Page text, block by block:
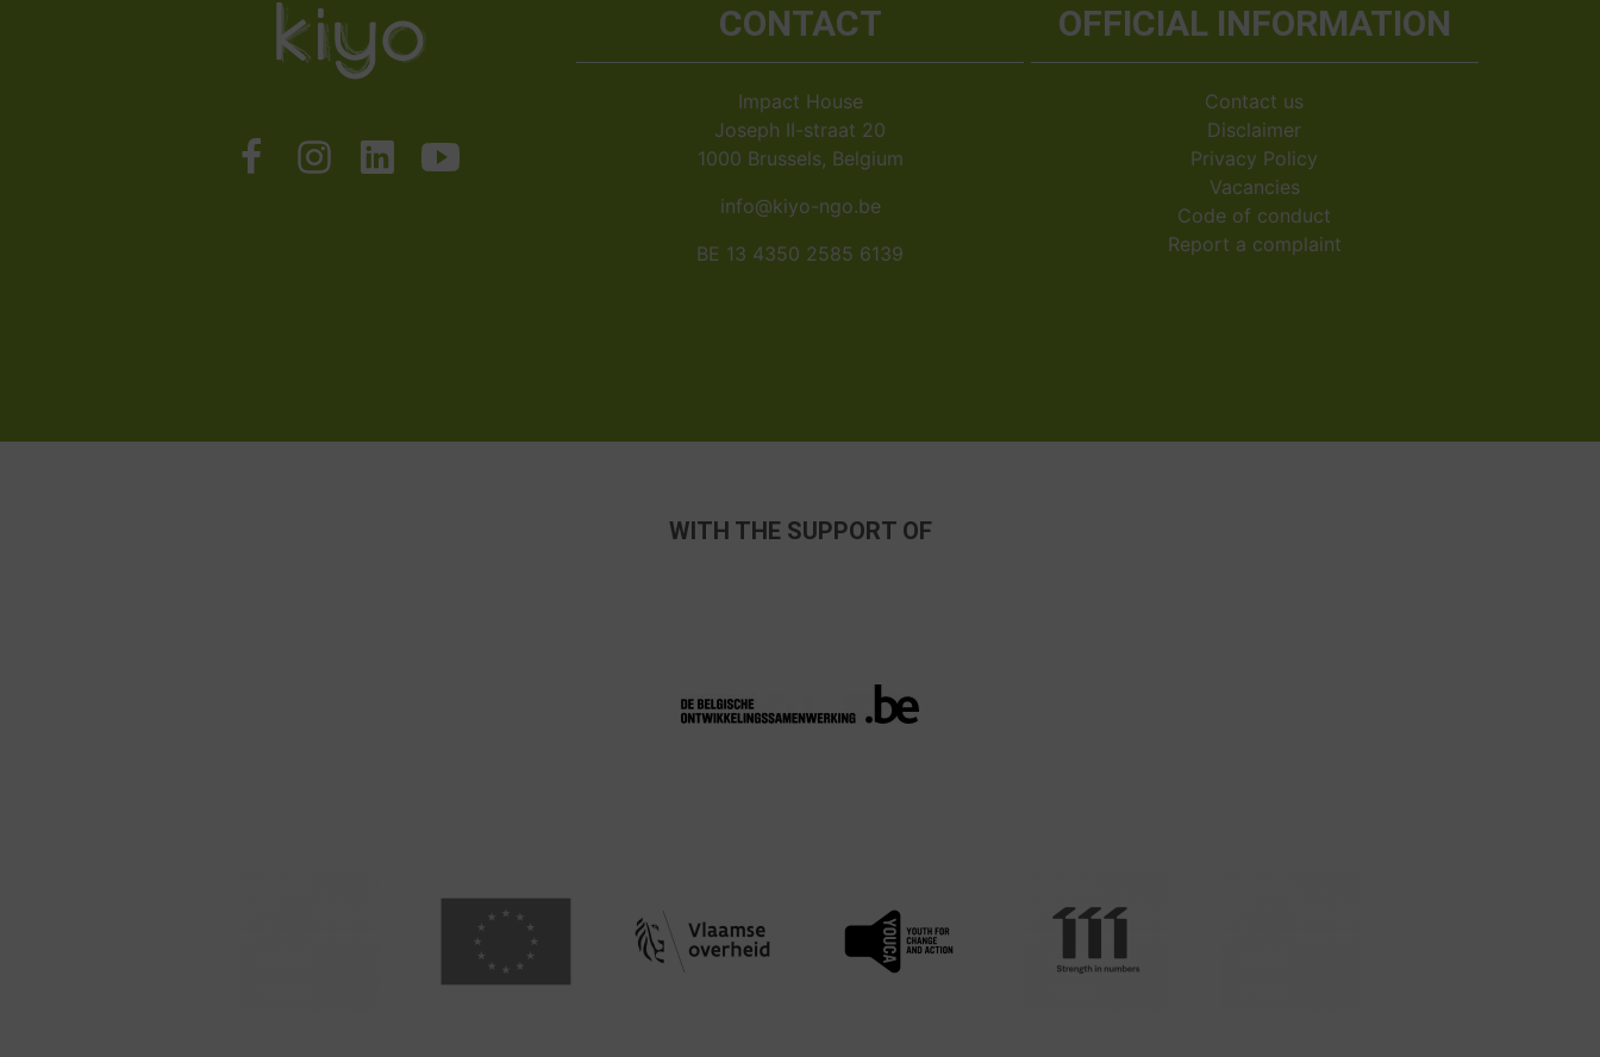
CONTACT
Impact House
Joseph II-straat 20
1000 Brussels, Belgium
info@kiyo-ngo.be
BE 13 4350 2585 6139
OFFICIAL INFORMATION
Contact us
Disclaimer
Privacy Policy
Vacancies
Code of conduct
Report a complaint
WITH THE SUPPORT OF